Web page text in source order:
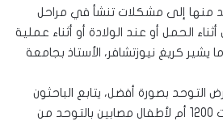
منها إلى مشكلات تنشأ في مراحل
الحمل أو عند الولادة أو أثناء عملية
يشير كريغ نيوزتشافر، الأستاذ بجامعة
التوحد بصورة أفضل، يتابع الباحثون
بأربع جامعات رئيسية حالات 1200 أم لأطفال مصابين بالتوحد من